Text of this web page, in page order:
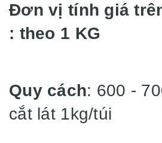
Đơn vị tính giá
: theo 1 KG
Quy cách: 600 -
cắt lát 1kg/túi